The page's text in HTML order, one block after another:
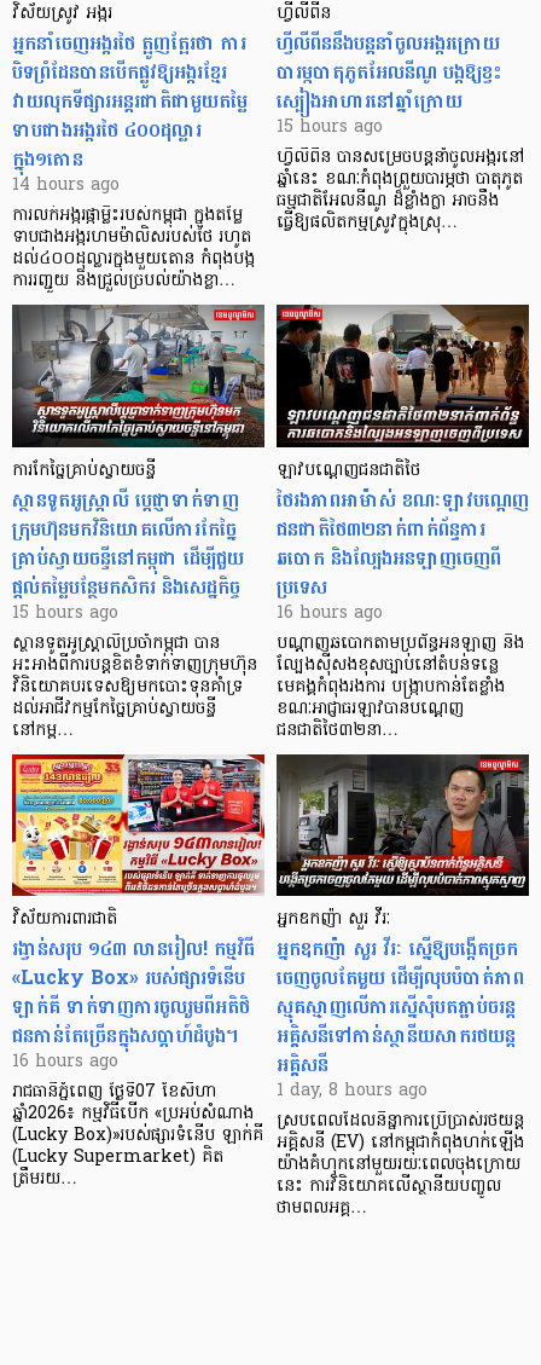
វិស័យស្រូវ អង្ករ
អ្នកនាំចេញអង្ករថៃ ត្អូញត្អែរថា ការ
បិទព្រំដែនបានបើកផ្លូវឱ្យអង្ករខ្មែរ
វាយលុកទីផ្សារអន្តរជាតិជាមួយតម្លៃ
ទាបជាងអង្ករថៃ ៤០០ដុល្លារ
ក្នុង១តោន
14 hours ago
ការលក់អង្ករផ្កាម្លិះរបស់កម្ពុជា ក្នុងតម្លៃ
ទាបជាងអង្ករហមម៉ាលិសរបស់ថៃ រហូត
ដល់៤០០ដុល្លារក្នុងមួយតោន កំពុងបង្ក
ការរញ្ជួយ និងជ្រួលច្របល់យ៉ាងខ្លា…
ហ្វីលីពីន
ហ្វីលីពីននឹងបន្តនាំចូលអង្ករក្រោយ
បារម្ភបាតុភូតអែលនីណូ បង្កឱ្យខ្វះ
ស្បៀងអាហារនៅឆ្នាំក្រោយ
15 hours ago
ហ្វីលីពីន បាន​សម្រេចបន្តនាំចូលអង្ករនៅ
ឆ្នាំនេះ ខណៈកំពុងព្រួយបារម្ភថា បាតុភូត
ធម្មជាតិអែលនីណូ ដ៏ខ្លាំងក្លា​ អាចនឹង
ធ្វើឱ្យផលិតកម្មស្រូវក្នុងស្រុ…
ការកែច្នៃគ្រាប់ស្វាយចន្ទី
ស្ថានទូតអូស្ត្រាលី ប្តេជ្ញាទាក់ទាញ
ក្រុមហ៊ុនមក​វិនិយោគលើការកែច្នៃ
គ្រាប់ស្វាយចន្ទីនៅកម្ពុជា ដើម្បីជួយ
ផ្តល់តម្លៃបន្ថែមកសិករ និងសេដ្ឋកិច្ច
15 hours ago
ស្ថានទូតអូស្ត្រាលីប្រចាំកម្ពុជា បាន
អះអាងពីការបន្តខិតខំទាក់ទាញក្រុមហ៊ុន
វិនិយោគបរទេសឱ្យមកបោះទុនគាំទ្រ
ដល់អាជីវកម្មកែច្នៃគ្រាប់ស្វាយចន្ទី
នៅកម្ព…
ឡាវបណ្តេញជនជាតិថៃ
ថៃរងភាពអាម៉ាស់ ខណៈឡាវបណ្តេញ
ជនជាតិថៃ៣២នាក់ពាក់ព័ន្ធការ
ឆបោក និងល្បែងអនឡាញចេញពី
ប្រទេស
16 hours ago
បណ្តាញឆបោកតាមប្រព័ន្ធអនឡាញ និង
ល្បែងស៊ីសងខុសច្បាប់នៅតំបន់ទន្លេ
មេគង្គកំពុងរងការ បង្ក្រាប​កាន់តែខ្លាំង
ខណៈអាជ្ញាធរឡាវបានបណ្តេញ
ជនជាតិថៃ៣២នា…
វិស័យការពារជាតិ
រង្វាន់សរុប ១៤៣ លានរៀល! កម្មវិធី
«Lucky Box» របស់ផ្សារទំនើប
ឡាក់គី ទាក់ទាញការចូលរួមពីអតិថិ
ជនកាន់តែច្រើនក្នុងសប្តាហ៍ដំបូង។
16 hours ago
រាជធានីភ្នំពេញ ថ្ងៃទី07 ខែសីហា
ឆ្នាំ2026៖ កម្មវិធីបើក «ប្រអប់សំណាង
(Lucky Box)»របស់ផ្សារទំនើប ឡាក់គី
(Lucky Supermarket) គិត
ត្រឹមរយ…
អ្នកឧកញ៉ា សួរ វីរៈ
អ្នកឧកញ៉ា សួរ វីរៈ ស្នើឱ្យបង្កើតច្រក
ចេញចូលតែមួយ ដើម្បីលុបបំបាត់ភាព
ស្មុគស្មាញលើការស្នើសុំបតភ្ជាប់ចរន្ត
អគ្គិសនីទៅកាន់ស្ថានីយសាករថយន្ត
អគ្គិសនី
1 day, 8 hours ago
ស្របពេលដែលនិន្នាការប្រើប្រាស់រថយន្ត
អគ្គិសនី (EV) នៅកម្ពុជាកំពុងហក់ឡើង
យ៉ាងគំហុកនៅមួយរយៈពេលចុងក្រោយ
នេះ ការវិនិយោគលើស្ថានីយបញ្ចូល
ថាមពលអគ្គ…